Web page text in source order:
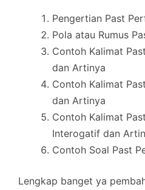
Pengertian Past
Pola atau Rumus
Contoh Kalimat
dan Artinya
Contoh Kalimat
dan Artinya
Contoh Kalimat
Interogatif dan
Contoh Soal Past
Lengkap banget ya